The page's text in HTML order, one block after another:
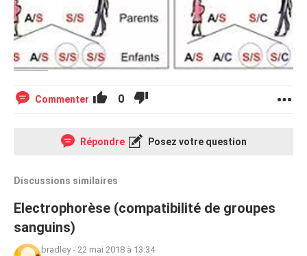
Commenter 0
Répondre Posez votre question
Discussions similaires
Electrophorèse (compatibilité de groupes
sanguins)
bradley- 22 mai 2018 à 13:34